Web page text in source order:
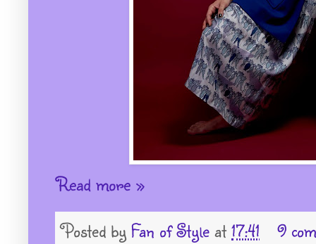
Read more »
Posted by Fan of Style at 17:41
9